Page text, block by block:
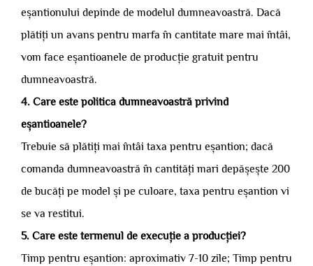
eșantionului depinde de modelul dumneavoastră. Dacă
plătiți un avans pentru marfa în cantitate mare mai întâi,
vom face eșantioanele de producție gratuit pentru
dumneavoastră.
4. Care este politica dumneavoastră privind
eșantioanele?
Trebuie să plătiți mai întâi taxa pentru eșantion; dacă
comanda dumneavoastră în cantități mari depășește 200
de bucăți pe model și pe culoare, taxa pentru eșantion vi
se va restitui.
5. Care este termenul de execuție a producției?
Timp pentru eșantion: aproximativ 7-10 zile; Timp pentru